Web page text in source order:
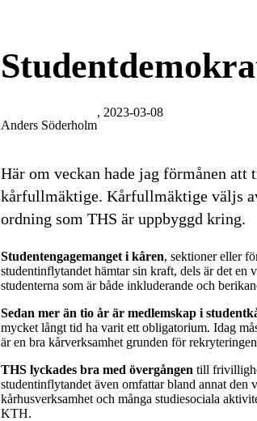
Anders Söderholm
, 2023-03-08
Här om veckan hade jag förmånen att
kårfullmäktige. Kårfullmäktige väljs
ordning som THS är uppbyggd kring.
Studentengagemanget i kåren, sektioner eller
studentinflytandet hämtar sin kraft, dels är det en
studenterna som är både inkluderande och
Sedan mer än tio år är medlemskap i
mycket långt tid ha varit ett obligatorium. Idag
är en bra kårverksamhet grunden för
THS lyckades bra med övergången till
studentinflytandet även omfattar bland annat
kårhusverksamhet och många studiesociala
KTH.